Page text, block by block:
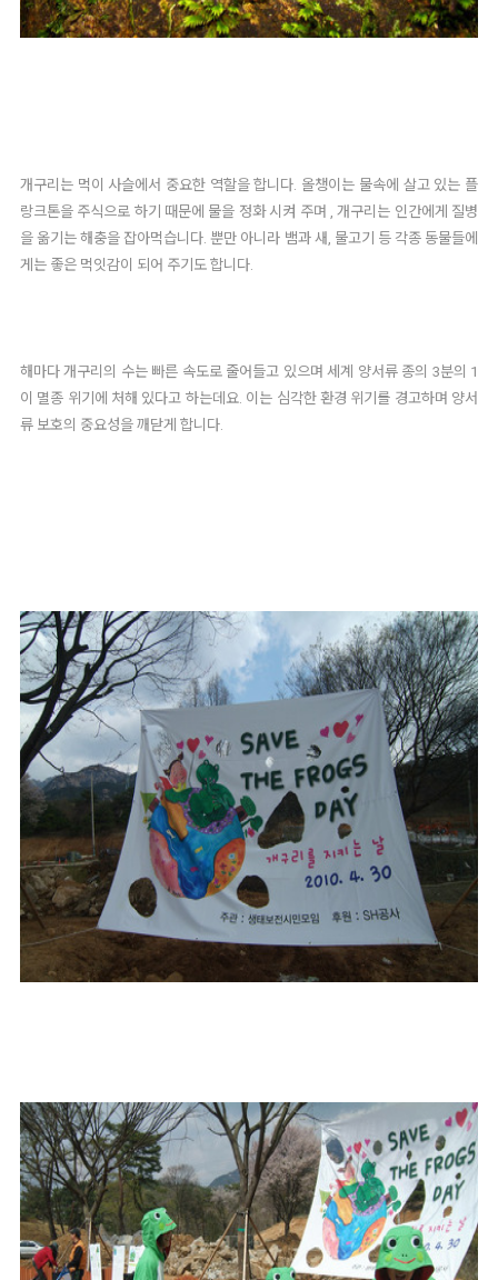
개구리는 먹이 사슬에서 중요한 역할을 합니다. 올챙이는 물속에 살고 있는 플
랑크톤을 주식으로 하기 때문에 물을 정화 시켜 주며 , 개구리는 인간에게 질병
을 옮기는 해충을 잡아먹습니다. 뿐만 아니라 뱀과 새, 물고기 등 각종 동물들에
게는 좋은 먹잇감이 되어 주기도 합니다.
해마다 개구리의 수는 빠른 속도로 줄어들고 있으며 세계 양서류 종의 3분의 1
이 멸종 위기에 처해 있다고 하는데요. 이는 심각한 환경 위기를 경고하며 양서
류 보호의 중요성을 깨닫게 합니다.